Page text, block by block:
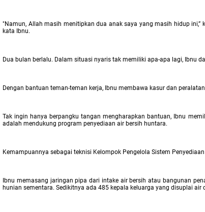
"Namun, Allah masih menitipkan dua anak saya yang masih hidup
kata Ibnu.
Dua bulan berlalu. Dalam situasi nyaris tak memiliki apa-apa lagi, Ibnu
Dengan bantuan teman-teman kerja, Ibnu membawa kasur dan
Tak ingin hanya berpangku tangan mengharapkan bantuan, Ibnu
adalah mendukung program penyediaan air bersih huntara.
Kemampuannya sebagai teknisi Kelompok Pengelola Sistem
Ibnu memasang jaringan pipa dari intake air bersih atau bangunan
hunian sementara. Sedikitnya ada 485 kepala keluarga yang disuplai air